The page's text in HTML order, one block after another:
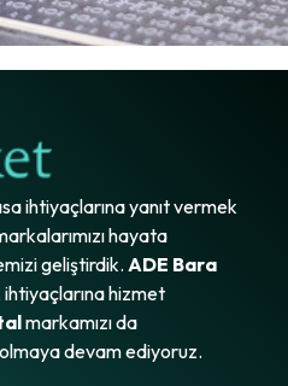
ihtiyaçlarına yanıt vermek
hayata
geliştirdik. ADE Bara
hizmet
markamızı da
devam ediyoruz.